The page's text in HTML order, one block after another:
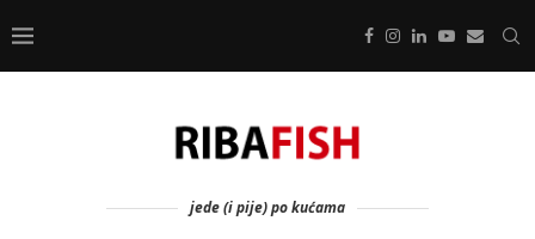
jede (i pije) po kućama